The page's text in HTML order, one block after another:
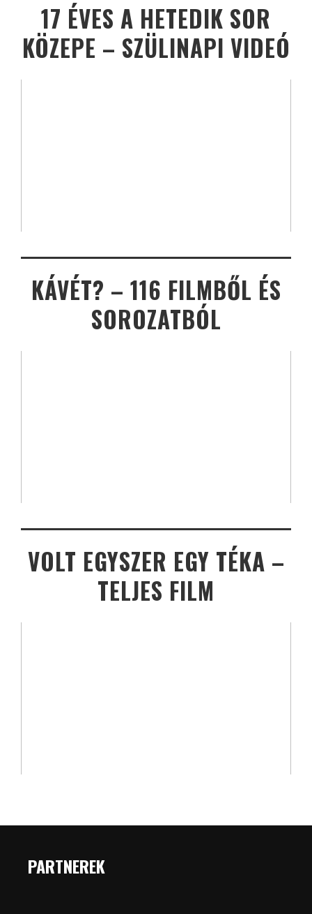
17 ÉVES A HETEDIK SOR
KÖZEPE – SZÜLINAPI VIDEÓ
KÁVÉT? – 116 FILMBŐL ÉS
SOROZATBÓL
VOLT EGYSZER EGY TÉKA –
TELJES FILM
PARTNEREK